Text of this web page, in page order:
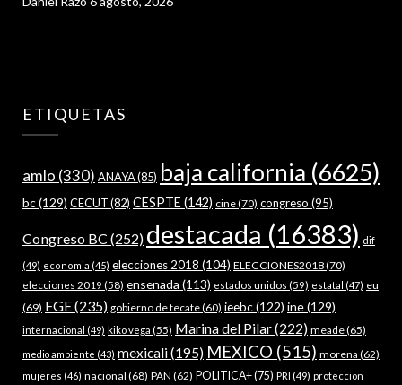
ETIQUETAS
amlo (330) ANAYA(85) baja california (6625)
bc(129) CECUT(82) CESPTE (142) cine(70) congreso (95)
Congreso BC (252) destacada (16383) dif
(49) economia (45) elecciones 2018 (104) ELECCIONES2018(70)
elecciones 2019 (58) ensenada (113) estados unidos (59) estatal (47) eu
(69) FGE(235) gobierno de tecate(60) ieebc(122) ine(129)
internacional (49) kiko vega (55) Marina del Pilar(222) meade(65)
medio ambiente (43) mexicali(195) MEXICO (515) morena (62)
mujeres (46) nacional (68) PAN (62) POLITICA+(75) PRI (49) proteccion